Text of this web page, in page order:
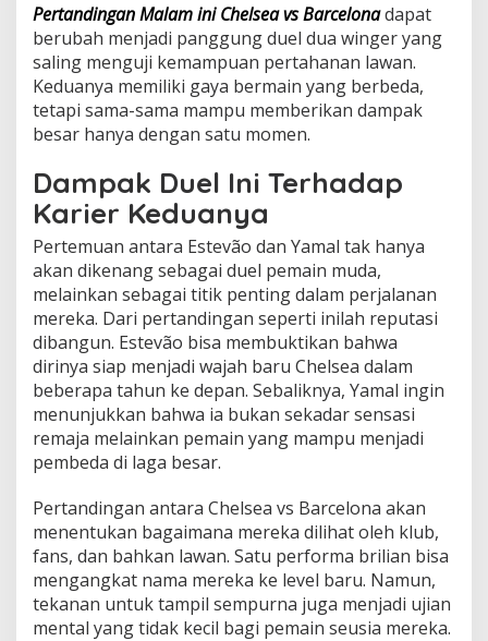
Pertandingan Malam ini Chelsea vs Barcelonadapat
berubah menjadi panggung duel dua winger yang
saling menguji kemampuan pertahanan lawan.
Keduanya memiliki gaya bermain yang berbeda,
tetapi sama-sama mampu memberikan dampak
besar hanya dengan satu momen.
Dampak Duel Ini Terhadap
Karier Keduanya
Pertemuan antara Estevão dan Yamal tak hanya
akan dikenang sebagai duel pemain muda,
melainkan sebagai titik penting dalam perjalanan
mereka. Dari pertandingan seperti inilah reputasi
dibangun. Estevão bisa membuktikan bahwa
dirinya siap menjadi wajah baru Chelsea dalam
beberapa tahun ke depan. Sebaliknya, Yamal ingin
menunjukkan bahwa ia bukan sekadar sensasi
remaja melainkan pemain yang mampu menjadi
pembeda di laga besar.
Pertandingan antara Chelsea vs Barcelona akan
menentukan bagaimana mereka dilihat oleh klub,
fans, dan bahkan lawan. Satu performa brilian bisa
mengangkat nama mereka ke level baru. Namun,
tekanan untuk tampil sempurna juga menjadi ujian
mental yang tidak kecil bagi pemain seusia mereka.